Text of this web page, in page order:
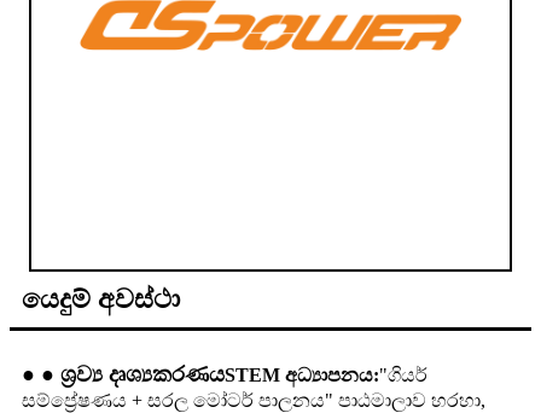
යෙදුම් අවස්ථා
● ● ශ්‍රව්‍ය දෘශ්‍යකරණයSTEM අධ්‍යාපනය:"ගියර්
සම්ප්‍රේෂණය + සරල මෝටර් පාලනය" පාඨමාලාව හරහා,